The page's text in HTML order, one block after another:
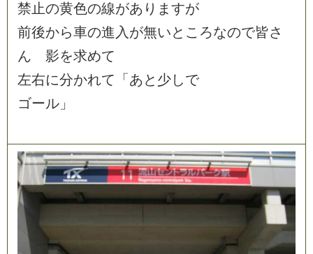
禁 止の黄色の線があ り ま すが
前後から車の進 入 が無いと こ ろなので皆さ
ん
影を求めて
左右に分かれて 「 あと 少しで
ゴール 」